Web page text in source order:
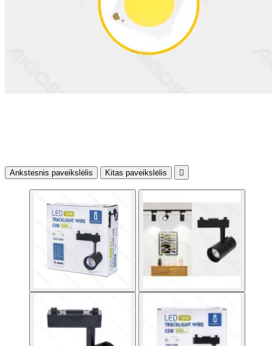
Ankstesnis paveikslėlis Kitas paveikslėlis 